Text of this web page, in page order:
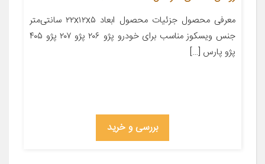
معرفی محصول جزئیات محصول ابعاد ۲۲x۱۲x۵ سانتی‌متر
جنس ویسکوز مناسب برای خودرو پژو ۲۰۶ پژو ۲۰۷ پژو ۴۰۵
پژو پارس […]
بررسی و خرید